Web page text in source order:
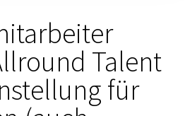
Talent
für